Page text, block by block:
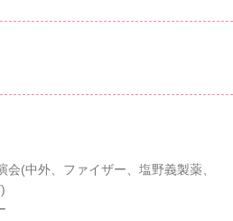
(中外、ファイザー、塩野義製薬、